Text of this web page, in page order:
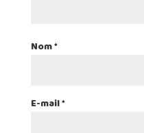
Nom*
E-mail*